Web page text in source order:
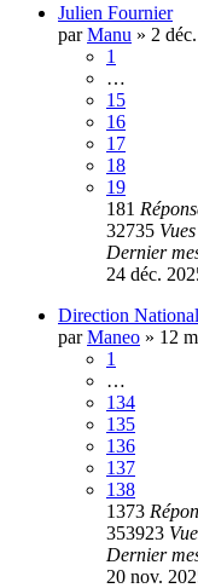
Julien Fournier
parManu » 2
1
…
15
16
17
18
19
181
32735 Vues
Dernier
24 déc.
Direction
parManeo » 12
1
…
134
135
136
137
138
1373
353923
Dernier
20 nov.